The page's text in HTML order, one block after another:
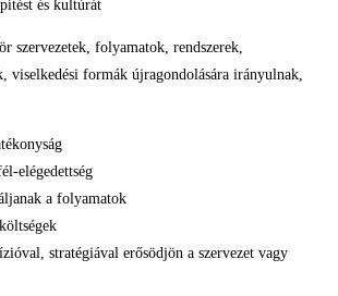
és kultúrát
szervezetek, folyamatok, rendszerek,
viselkedési formák újragondolására irányulnak,
elégedettség
a folyamatok
stratégiával erősödjön a szervezet vagy